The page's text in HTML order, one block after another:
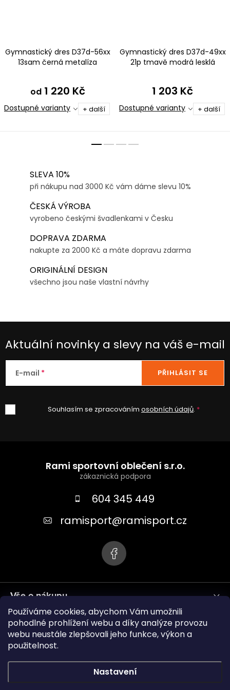
Používáme cookies, abychom Vám umožnili
pohodlné prohlížení webu a díky analýze provozu
webu neustále zlepšovali jeho funkce, výkon a
použitelnost.
Nastavení
Gymnastický dres D37d-56xx
13sam černá metalíza
od1 220 Kč
Dostupné varianty + další
Gymnastický dres D37d-49xx
21p tmavě modrá lesklá
1 203 Kč
Dostupné varianty + další
SLEVA 10%
při nákupu nad 3000 Kč vám dáme slevu 10%
ČESKÁ VÝROBA
vyrobeno českými švadlenkami v Česku
DOPRAVA ZDARMA
nakupte za 2000 Kč a máte dopravu zdarma
ORIGINÁLNÍ DESIGN
všechno jsou naše vlastní návrhy
Aktuální novinky a slevy na váš e-mail
E-mail
Souhlasím se zpracováním osobních údajů.
PŘIHLÁSIT SE
Rami sportovní oblečení s.r.o.
604 345 449
ramisport@ramisport.cz
Vše o nákupu
Informace pro vás